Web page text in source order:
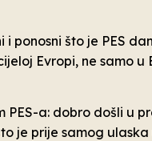
ponosni što je PES
Evropi, ne samo u
a: dobro došli u
je prije samog ulaska